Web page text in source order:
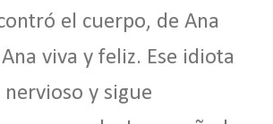
el cuerpo, de Ana
viva y feliz. Ese idiota
y sigue